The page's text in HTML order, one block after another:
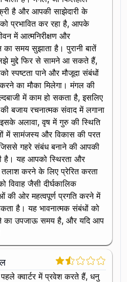
है और आपकी साझेदारी के
प्रभावित कर रहा है, आपके
में आत्मनिरीक्षण और
का समय सुझाता है। पुरानी बातें
मुद्दे फिर से सामने आ सकते हैं,
स्पष्टता पाने और मौजूदा संबंधों
का मौका मिलेगा। मंगल की
में काम हो सकता है, इसलिए
की बजाय रचनात्मक संवाद में लगाना
अलावा, वृष में गुरु की स्थिति
में सामंजस्य और विकास की परत
गहरे संबंध बनाने की आपकी
है। यह आपको स्थिरता और
करने के लिए प्रेरित करता
विवाह जैसी दीर्घकालिक
की ओर महत्वपूर्ण प्रगति करने में
है। यह भावनात्मक संबंधों को
का उपजाऊ समय है, और यदि आप
क्वार्टर में प्रवेश करते हैं, धनु